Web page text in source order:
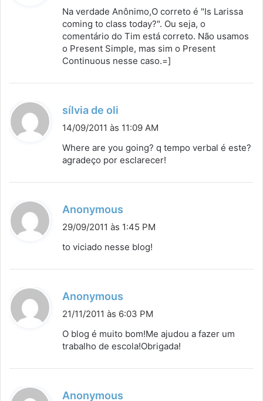
s
e
:
Na verdade Anônimo,O correto é "Is Larissa
coming to class today?". Ou seja, o
comentário do Tim está correto. Não usamos
o Present Simple, mas sim o Present
Continuous nesse caso.=]
sílvia de oli
s
14/09/2011 às 11:09 AM
Where are you going? q tempo verbal é este?
agradeço por esclarecer!
Anonymous
i
e
29/09/2011 às 1:45 PM
to viciado nesse blog!
Anonymous
i
s
21/11/2011 às 6:03 PM
O blog é muito bom!Me ajudou a fazer um
trabalho de escola!Obrigada!
Anonymous